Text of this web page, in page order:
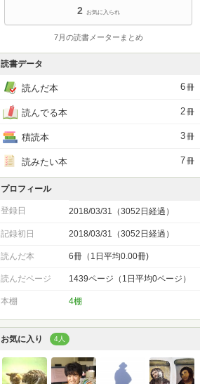
2 お気に入られ
7月の読書メーターまとめ
読書データ
読んだ本 6冊
読んでる本 2冊
積読本 3冊
読みたい本 7冊
プロフィール
登録日 2018/03/31（3052日経過）
記録初日 2018/03/31（3052日経過）
読んだ本 6冊（1日平均0.00冊)
読んだページ 1439ページ（1日平均0ページ）
本棚 4棚
お気に入り 4人